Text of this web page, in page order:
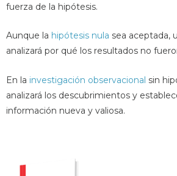
fuerza de la hipótesis.
Aunque la hipótesis nula sea aceptada,
analizará por qué los resultados no
En la investigación observacional sin
analizará los descubrimientos y
información nueva y valiosa.